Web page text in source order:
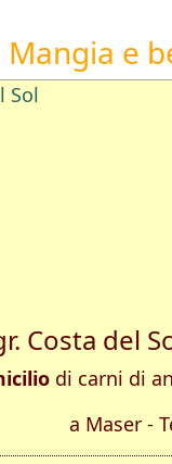
Mangia e
Costa del
di carni di
a Maser -